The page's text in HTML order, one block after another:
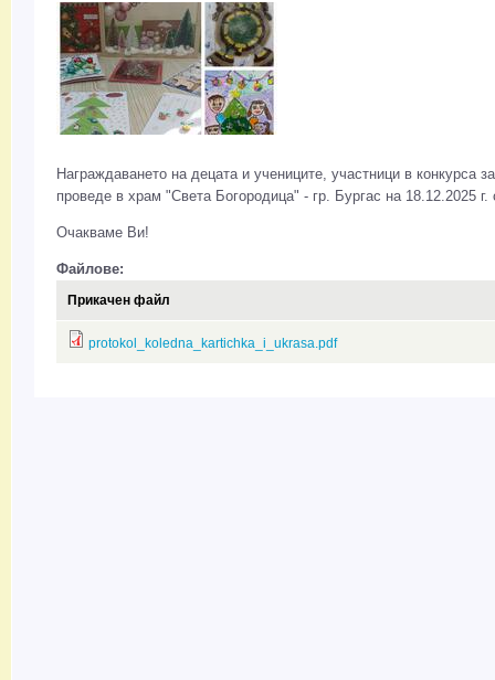
Награждаването на децата и учениците, участници в конкурса
проведе в храм "Света Богородица" - гр. Бургас на 18.12.2025
Очакваме Ви!
Файлове:
Прикачен файл
protokol_koledna_kartichka_i_ukrasa.pdf